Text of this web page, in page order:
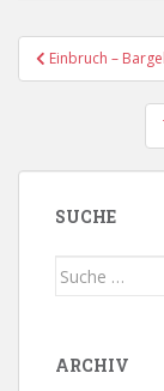
Einbruch –
SUCHE
Suche
ARCHIV